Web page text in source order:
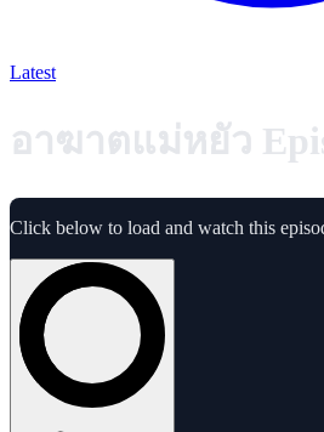
Latest
อาฆาตแม่หยัว
Click below to load and watch this